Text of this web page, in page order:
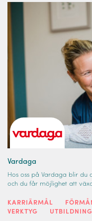
Vardaga
Hos oss på Vardaga blir du
och du får möjlighet att
KARRIÄRMÅL
VERKTYG
UTBILDNING